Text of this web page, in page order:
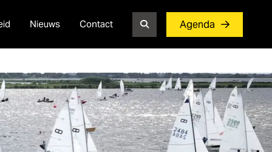
Nieuws Contact Agenda